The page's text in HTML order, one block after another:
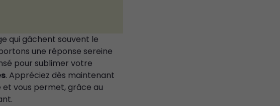
qui gâchent souvent le
une réponse sereine
pour sublimer votre
. Appréciez dès maintenant
vous permet, grâce au